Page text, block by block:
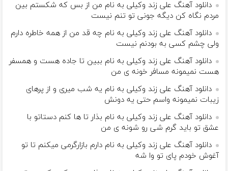
دانلود آهنگ علی زند وکیلی به نام من از بس كه شكستم بین
مردم نگاه كن دیگه جونى تو تنم نیست
دانلود آهنگ علی زند وکیلی به نام چه قد من از همه خاطره دارم
ولی چشم كسی به بودنم نیست
دانلود آهنگ علی زند وکیلی به نام ببین تا جاده هست و همسفر
هست نمیمونه مسافر خونه ی من
دانلود آهنگ علی زند وکیلی به نام یه شب میرى و از پرهای
زيبات نمیمونه واسم حتی یه دونش
دانلود آهنگ علی زند وکیلی به نام بذار تا ها كنم دستاتو با
عشق تو باید گرم شی رو شونه ى من
دانلود آهنگ علی زند وکیلی به نام دارم بازارگرمی میكنم تا تو
آغوش خودم پای تو وا شه